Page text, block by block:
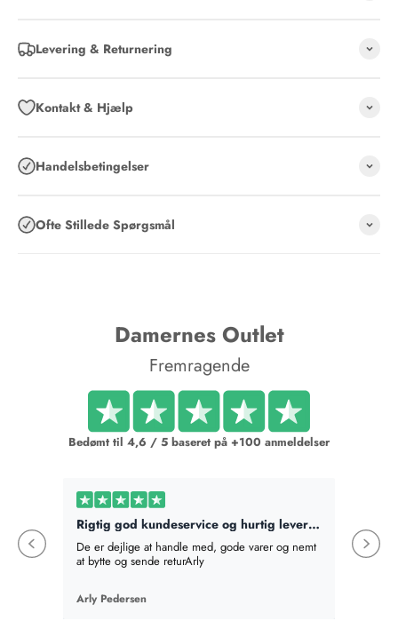
Levering & Returnering
Kontakt & Hjælp
Handelsbetingelser
Ofte Stillede Spørgsmål
Damernes Outlet
Fremragende
Bedømt til 4,6 / 5 baseret på +100 anmeldelser
Rigtig god kundeservice og hurtig levering
De er dejlige at handle med, gode varer og nemt
at bytte og sende returArly
Arly Pedersen
det